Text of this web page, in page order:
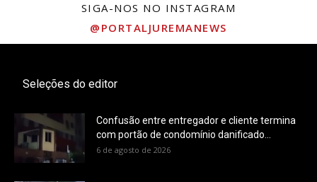
SIGA-NOS NO INSTAGRAM
@PORTALJUREMANEWS
Seleções do editor
Confusão entre entregador e cliente termina
com portão de condomínio danificado...
6 de agosto de 2026